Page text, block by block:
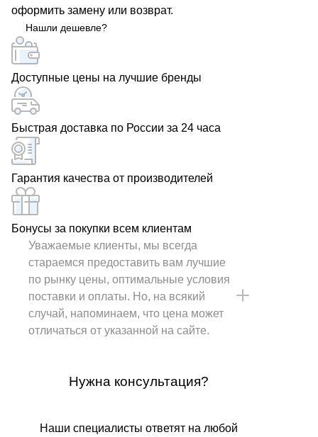
оформить замену или возврат.
Нашли дешевле?
Доступные цены на лучшие бренды
Быстрая доставка по России за 24 часа
Гарантия качества от производителей
Бонусы за покупки всем клиентам
Уважаемые клиенты, мы всегда
стараемся предоставить вам лучшие
по рынку цены, оптимальные условия
поставки и оплаты. Но, на всякий
случай, напоминаем, что цена может
отличаться от указанной на сайте.
Нужна консультация?
Наши специалисты ответят на любой